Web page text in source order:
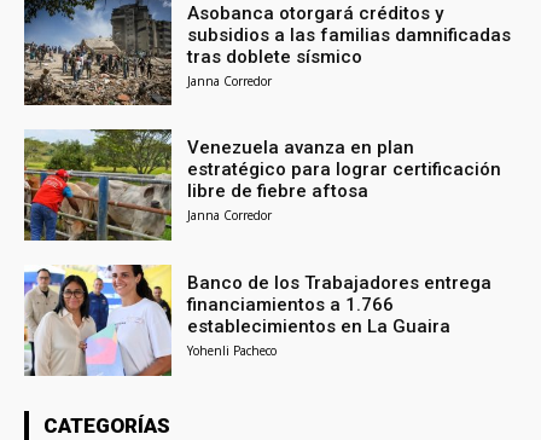
Asobanca otorgará créditos y
subsidios a las familias damnificadas
tras doblete sísmico
Janna Corredor
Venezuela avanza en plan
estratégico para lograr certificación
libre de fiebre aftosa
Janna Corredor
Banco de los Trabajadores entrega
financiamientos a 1.766
establecimientos en La Guaira
Yohenli Pacheco
CATEGORÍAS